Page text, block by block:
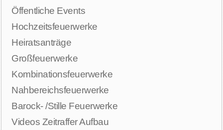
Öffentliche Events
Hochzeitsfeuerwerke
Heiratsanträge
Großfeuerwerke
Kombinationsfeuerwerke
Nahbereichsfeuerwerke
Barock- /Stille Feuerwerke
Videos Zeitraffer Aufbau